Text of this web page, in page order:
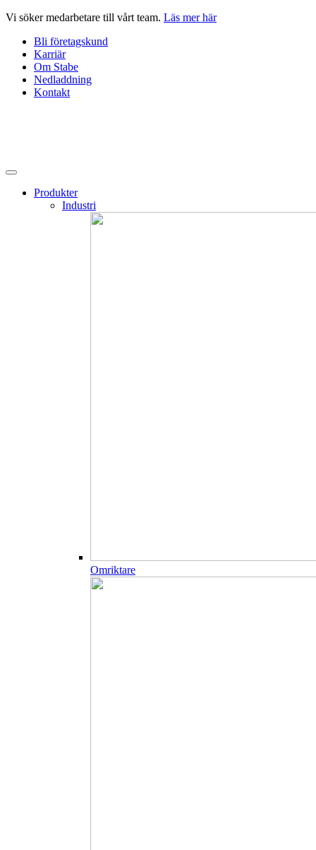
Hoppa
innehåll
Vi söker medarbetare till vårt team. Läs mer här
Bli företagskund
Karriär
Om Stabe
Nedladdning
Kontakt
Produkter
Industri
Omriktare